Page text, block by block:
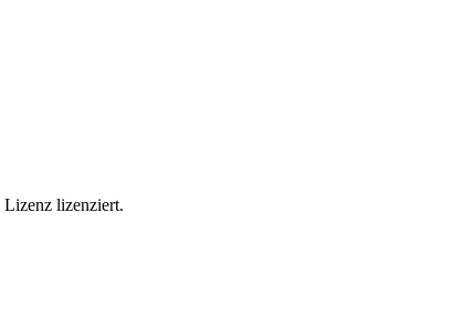
Lizenz lizenziert.